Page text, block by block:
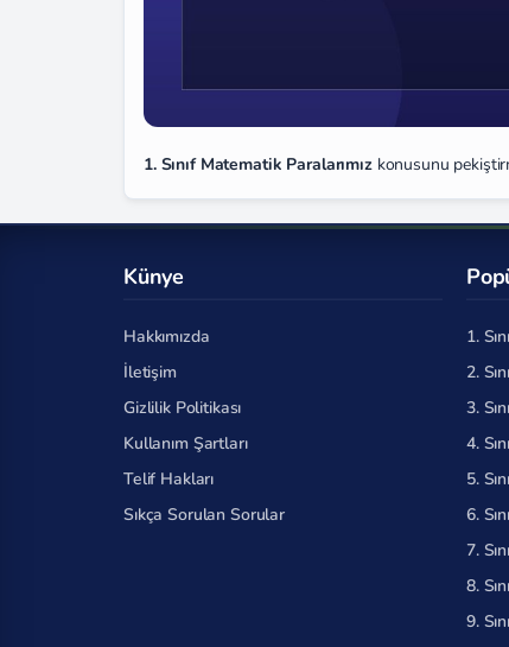
1. Sınıf Matematik Paralarımızkonusunu
Künye
Hakkımızda
İletişim
Gizlilik Politikası
Kullanım Şartları
Telif Hakları
Sıkça Sorulan Sorular
1.
2.
3.
4.
5.
6.
7.
8.
9.